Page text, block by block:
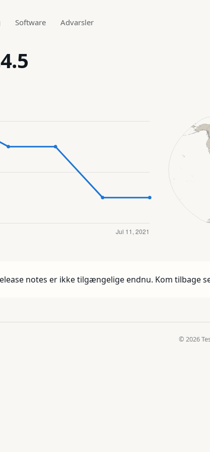
Software Advarsler
notes er ikke tilgængelige endnu. Kom tilbage
© 2026